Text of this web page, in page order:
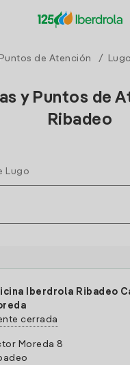
Puntos de Atención / Lugo
y Puntos de
Ribadeo
Lugo
Iberdrola Ribadeo
cerrada
Moreda 8